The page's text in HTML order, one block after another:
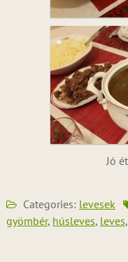
Jó
Categories: levesek
gyömbér, húsleves, leves,